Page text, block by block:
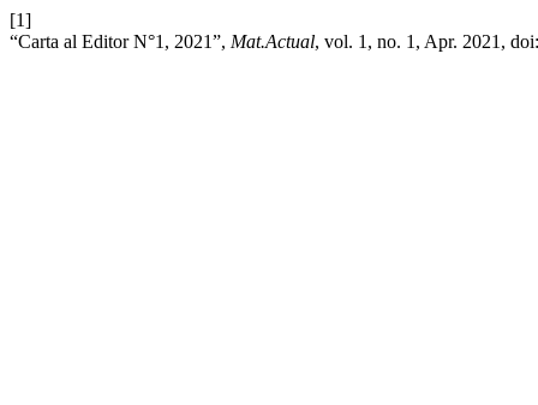
[1]
“Carta al Editor N°1, 2021”, Mat.Actual, vol. 1, no. 1, Apr. 2021,